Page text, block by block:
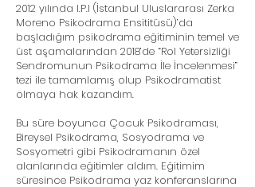
2012 yılında I.P.I (İstanbul Uluslararası Zerka
Moreno Psikodrama Ensititüsü)’da
başladığım psikodrama eğitiminin temel ve
üst aşamalarından 2018’de “Rol Yetersizliği
Sendromunun Psikodrama İle İncelenmesi”
tezi ile tamamlamış olup Psikodramatist
olmaya hak kazandım.
Bu süre boyunca Çocuk Psikodraması,
Bireysel Psikodrama, Sosyodrama ve
Sosyometri gibi Psikodramanın özel
alanlarında eğitimler aldım. Eğitimim
süresince Psikodrama yaz konferanslarına